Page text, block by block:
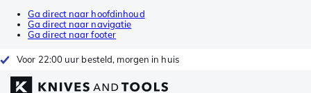
Ga direct naar hoofdinhoud
Ga direct naar navigatie
Ga direct naar footer
Voor 22:00 uur besteld, morgen in huis